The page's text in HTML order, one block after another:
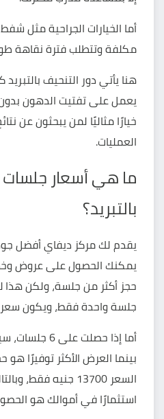
أما الخيارات الجراحية مثل
مكلفة وتتطلب فترة نقاهة
هنا يأتي دور التنحيف
يعمل على تفتيت الدهون
خيارًا مثاليًا لمن يبحثون عن
العمليات.
ما هي أسعار
بالتبريد؟
يقدم لك مركز ديفاي أفضل
يمكنك الحصول على عروض
حجز أكثر من جلسة، ولكن هذا
جلسة واحدة فقط، ويكون سعرها
أما إذا حصلت على 6 جلسات،
بينما العرض الأكثر توفيرًا هو حجز 8 جلسات،
السعر 13700 جنيه فقط
،
استثمارًا في أموالك هو